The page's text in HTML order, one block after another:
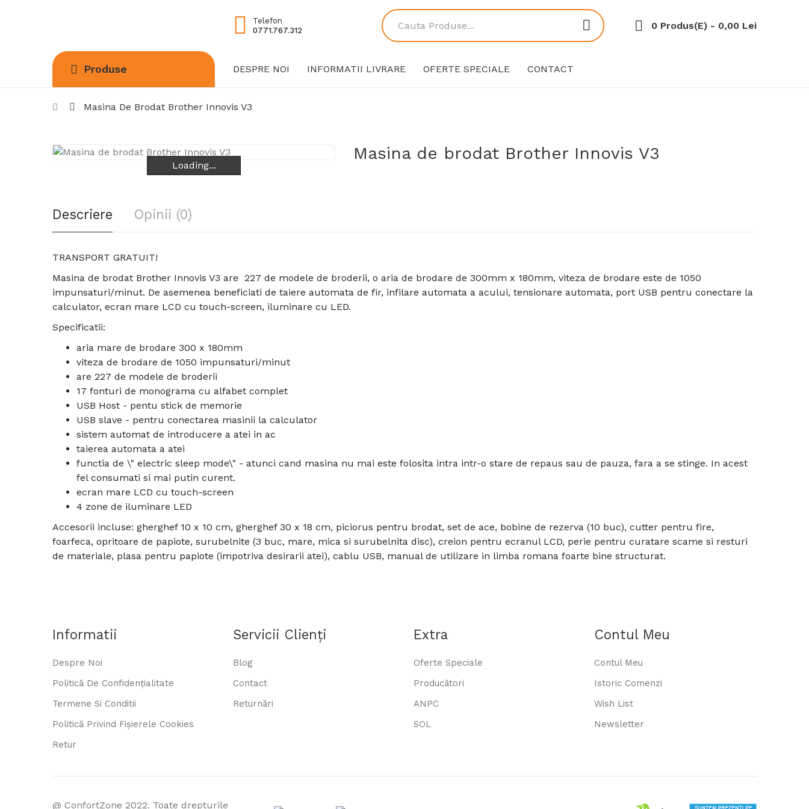
Telefon
0771.767.312
0 Produs(e) - 0,00 Lei
Produse DESPRE NOI INFORMATII LIVRARE OFERTE SPECIALE CONTACT
Masina De Brodat Brother Innovis V3
Loading...
Loading...
Loading...
Masina de brodat Brother Innovis V3
Disponibilitate: În Stoc
Descriere Opinii (0)
TRANSPORT GRATUIT!
Masina de brodat Brother Innovis V3 are 227 de modele de broderii, o aria de brodare de 300mm x 180mm, viteza de brodare este de 1050
impunsaturi/minut. De asemenea beneficiati de taiere automata de fir, infilare automata a acului, tensionare automata, port USB pentru conectare la
calculator, ecran mare LCD cu touch-screen, iluminare cu LED.
Specificatii:
aria mare de brodare 300 x 180mm
viteza de brodare de 1050 impunsaturi/minut
are 227 de modele de broderii
17 fonturi de monograma cu alfabet complet
USB Host - pentu stick de memorie
USB slave - pentru conectarea masinii la calculator
sistem automat de introducere a atei in ac
taierea automata a atei
functia de \" electric sleep mode\" - atunci cand masina nu mai este folosita intra intr-o stare de repaus sau de pauza, fara a se stinge. In acest
fel consumati si mai putin curent.
ecran mare LCD cu touch-screen
4 zone de iluminare LED
Accesorii incluse: gherghef 10 x 10 cm, gherghef 30 x 18 cm, piciorus pentru brodat, set de ace, bobine de rezerva (10 buc), cutter pentru fire,
foarfeca, opritoare de papiote, surubelnite (3 buc, mare, mica si surubelnita disc), creion pentru ecranul LCD, perie pentru curatare scame si resturi
de materiale, plasa pentru papiote (impotriva desirarii atei), cablu USB, manual de utilizare in limba romana foarte bine structurat.
Informatii
Despre Noi
Politică De Confidențialitate
Termene Si Conditii
Politică Privind Fișierele Cookies
Retur
Servicii Clienţi
Blog
Contact
Returnări
Extra
Oferte Speciale
Producători
ANPC
SOL
Contul Meu
Contul Meu
Istoric Comenzi
Wish List
Newsletter
@ ConfortZone 2022. Toate drepturile